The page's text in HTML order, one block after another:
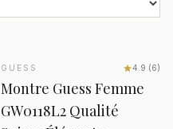
SALE
AJOUTER AU PANIER
GUESS 4.9 (6)
Montre Guess Femme
GW0118L2 Qualité